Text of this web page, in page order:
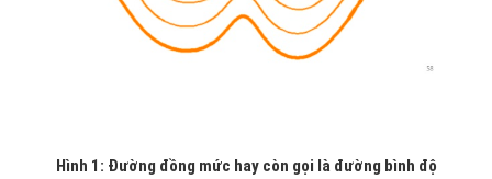
Hình 1: Đường đồng mức hay còn gọi là đường bình độ